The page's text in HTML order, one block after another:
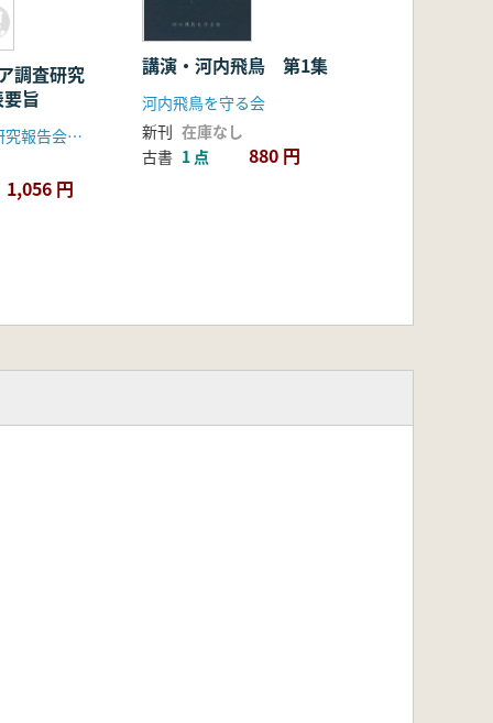
調査研究
旨
北アジア調査研究報告会実行委員会
1,056 円
講演・河内飛鳥 第1集
河内飛鳥を守る会
新刊 在庫なし
古書 1 点 880 円